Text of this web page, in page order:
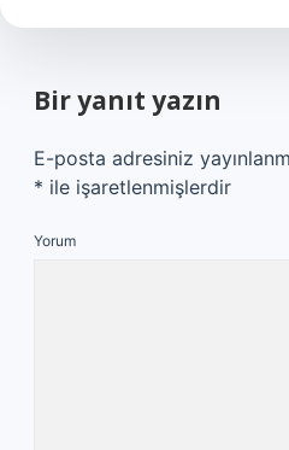
Bir yanıt yazın
E-posta adresiniz
* ile işaretlenmişlerdir
Yorum